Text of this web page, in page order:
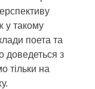
у такому
поета та
доведеться з
тільки на